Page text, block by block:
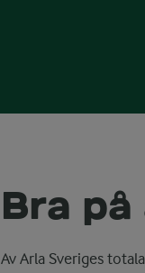
Bra
Av Arla Sveriges